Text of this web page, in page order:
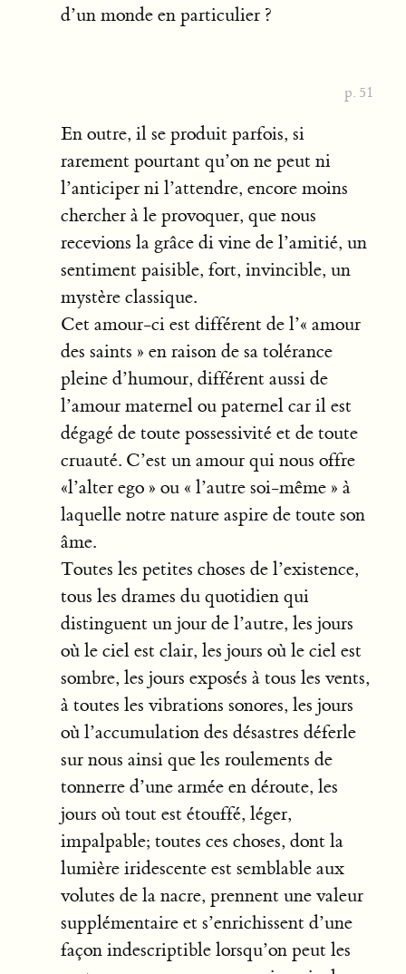
d’un monde en particulier ?
p. 51
En outre, il se produit parfois, si
rarement pourtant qu’on ne peut ni
l’anticiper ni l’attendre, encore moins
chercher à le provoquer, que nous
recevions la grâce di vine de l’amitié, un
sentiment paisible, fort, invincible, un
mystère classique.
Cet amour-ci est différent de l’« amour
des saints » en raison de sa tolérance
pleine d’humour, différent aussi de
l’amour maternel ou paternel car il est
dégagé de toute possessivité et de toute
cruauté. C’est un amour qui nous offre
«l’alter ego » ou « l’autre soi-même » à
laquelle notre nature aspire de toute son
âme.
Toutes les petites choses de l’existence,
tous les drames du quotidien qui
distinguent un jour de l’autre, les jours
où le ciel est clair, les jours où le ciel est
sombre, les jours exposés à tous les vents,
à toutes les vibrations sonores, les jours
où l’accumulation des désastres déferle
sur nous ainsi que les roulements de
tonnerre d’une armée en déroute, les
jours où tout est étouffé, léger,
impalpable; toutes ces choses, dont la
lumière iridescente est semblable aux
volutes de la nacre, prennent une valeur
supplémentaire et s’enrichissent d’une
façon indescriptible lorsqu’on peut les